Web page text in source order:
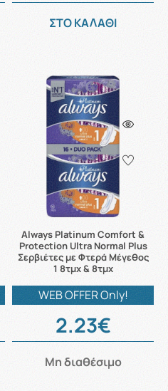
ΣΤΟ ΚΑΛΑΘΙ
Always Platinum Comfort &
Protection Ultra Normal Plus
Σερβιέτες με Φτερά Μέγεθος
1 8τμχ & 8τμχ
WEB OFFER Only!
2.23€
Μη διαθέσιμο